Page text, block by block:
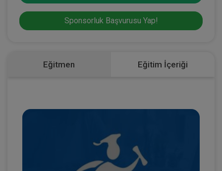
Sponsorluk Başvurusu Yap!
Eğitmen Eğitim İçeriği